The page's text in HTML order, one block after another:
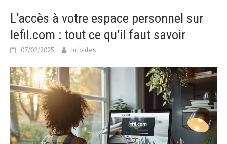
L’accès à votre espace personnel sur
lefil.com : tout ce qu’il faut savoir
07/02/2025 Infolites